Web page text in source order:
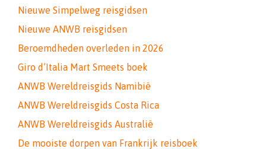
Nieuwe Simpelweg reisgidsen
Nieuwe ANWB reisgidsen
Beroemdheden overleden in 2026
Giro d’Italia Mart Smeets boek
ANWB Wereldreisgids Namibië
ANWB Wereldreisgids Costa Rica
ANWB Wereldreisgids Australië
De mooiste dorpen van Frankrijk reisboek